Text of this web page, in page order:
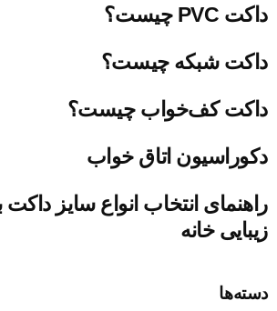
داکت PVC چیست؟
داکت شبکه چیست؟
داکت کف‌خواب چیست؟
دکوراسیون اتاق خواب
راهنمای انتخاب انواع سایز
زیبایی خانه
دسته‌ها